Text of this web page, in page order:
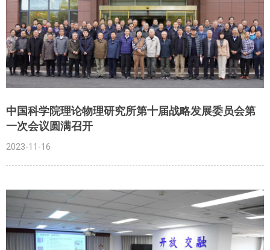
中国科学院理论物理研究所第十届战略发展委员会第
一次会议圆满召开
2023-11-16